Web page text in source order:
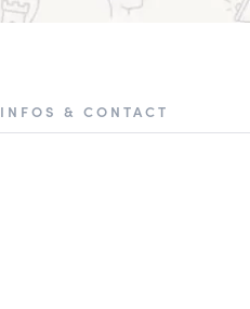
INFOS & CONTACT